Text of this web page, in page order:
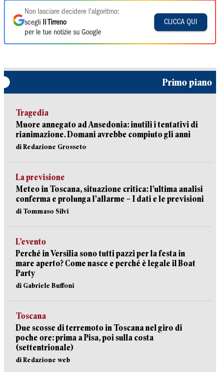
Non lasciare decidere l'algoritmo:
scegli
Il Tirreno
per le tue notizie su Google
CLICCA QUI
Primo piano
Tragedia
Muore annegato ad Ansedonia: inutili i tentativi di
rianimazione. Domani avrebbe compiuto gli anni
di Redazione Grosseto
La previsione
Meteo in Toscana, situazione critica: l’ultima analisi
conferma e prolunga l’allarme – I dati e le previsioni
di Tommaso Silvi
L’evento
Perché in Versilia sono tutti pazzi per la festa in
mare aperto? Come nasce e perché è legale il Boat
Party
di Gabriele Buffoni
Toscana
Due scosse di terremoto in Toscana nel giro di
poche ore: prima a Pisa, poi sulla costa
(settentrionale)
di Redazione web